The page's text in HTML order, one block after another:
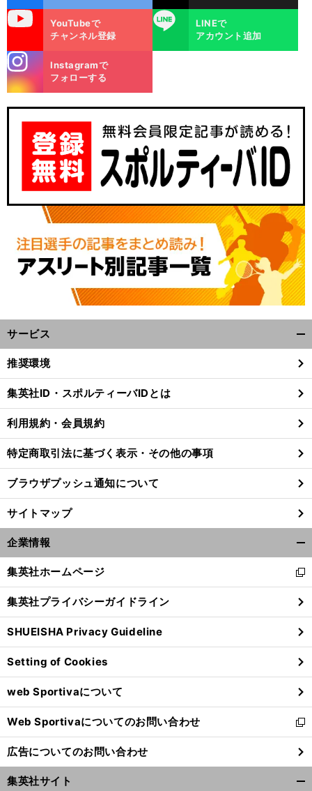
YouTubeで
チャンネル登録
LINE
LINEで
アカウント追加
m
Instagramで
フォローする
サービス
閉
る
推奨環境
集英社ID・スポルティーバIDとは
利用規約・会員規約
特定商取引法に基づく表示・その他の事項
ブラウザプッシュ通知について
サイトマップ
企業情報
閉
る
集英社ホームページ
新
し
い
ウ
ィ
ン
ド
ウ
で
開
く
集英社プライバシーガイドライン
SHUEISHA Privacy Guideline
Setting of Cookies
web Sportivaについて
Web Sportivaについてのお問い合わせ
新
し
い
ウ
ィ
広告についてのお問い合わせ
集英社サイト